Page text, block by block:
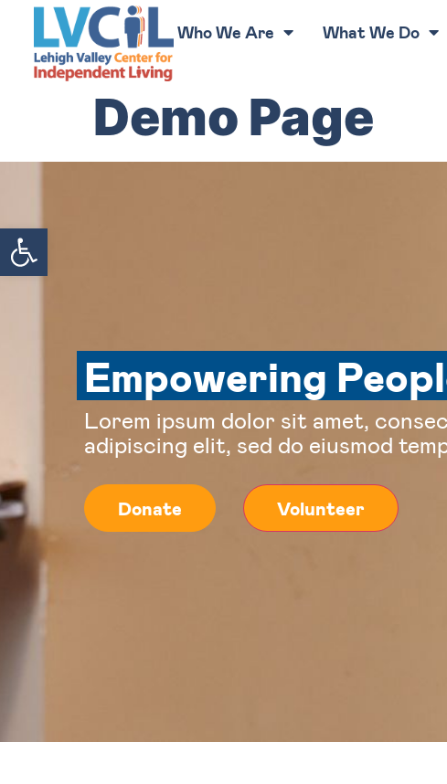
Open toolbar
Who We Are What We Do
Demo Page
Empowering
Lorem ipsum dolor sit amet,
adipiscing elit, sed do eiusmod
Donate Volunteer